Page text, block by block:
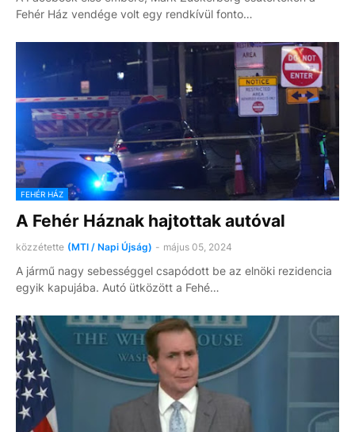
Fehér Ház vendége volt egy rendkívül fonto…
FEHÉR HÁZ
A Fehér Háznak hajtottak autóval
közzétette (MTI / Napi Újság) - május 05, 2024
A jármű nagy sebességgel csapódott be az elnöki rezidencia
egyik kapujába. Autó ütközött a Fehé…